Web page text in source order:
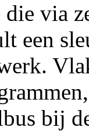
via
een
bij